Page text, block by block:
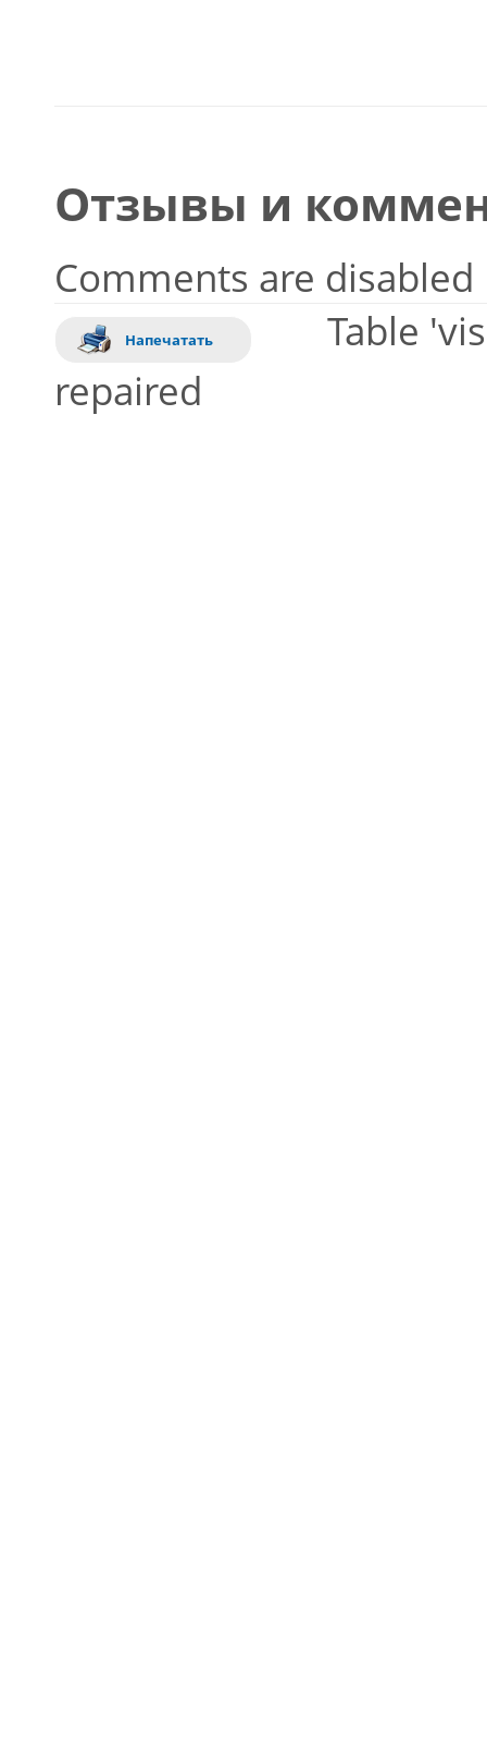
Отзывы и
Comments are disabled
Напечатать
Table
repaired